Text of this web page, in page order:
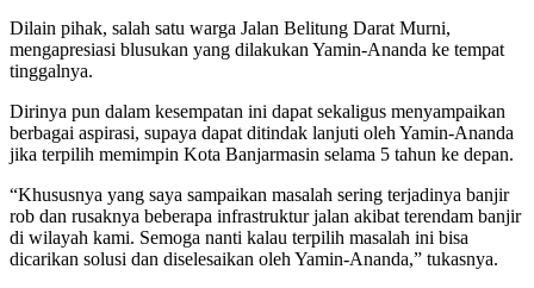
Dilain pihak, salah satu warga Jalan Belitung Darat Murni,
mengapresiasi blusukan yang dilakukan Yamin-Ananda ke tempat
tinggalnya.
Dirinya pun dalam kesempatan ini dapat sekaligus menyampaikan
berbagai aspirasi, supaya dapat ditindak lanjuti oleh Yamin-Ananda
jika terpilih memimpin Kota Banjarmasin selama 5 tahun ke depan.
“Khususnya yang saya sampaikan masalah sering terjadinya banjir
rob dan rusaknya beberapa infrastruktur jalan akibat terendam banjir
di wilayah kami. Semoga nanti kalau terpilih masalah ini bisa
dicarikan solusi dan diselesaikan oleh Yamin-Ananda,” tukasnya.